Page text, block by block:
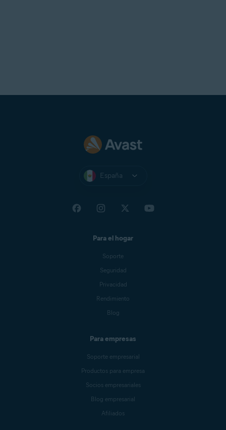
España
Para el hogar
Soporte
Seguridad
Privacidad
Rendimiento
Blog
Para empresas
Soporte empresarial
Productos para empresa
Socios empresariales
Blog empresarial
Afiliados